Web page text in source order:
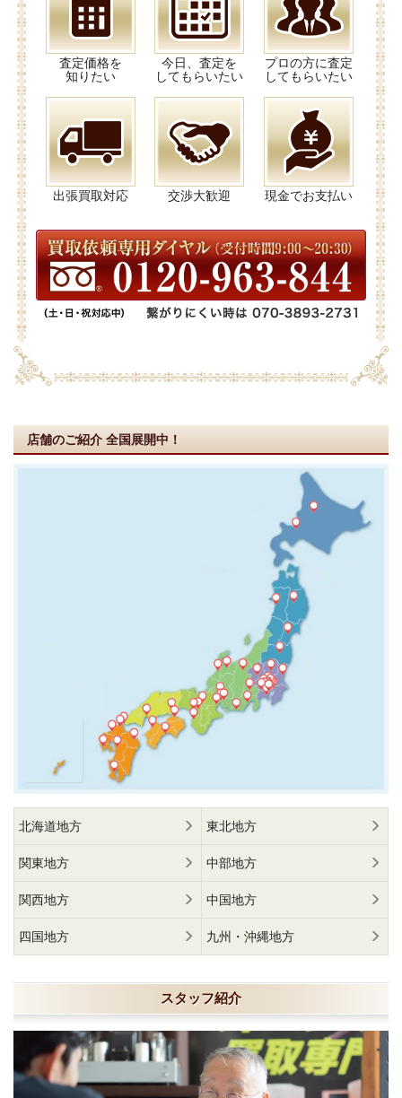
査定価格を
知りたい
今日、査定を
してもらいたい
プロの方に査定
してもらいたい
出張買取対応 交渉大歓迎 現金でお支払い
店舗のご紹介 全国展開中！
北海道地方 東北地方
関東地方 中部地方
関西地方 中国地方
四国地方 九州・沖縄地方
スタッフ紹介